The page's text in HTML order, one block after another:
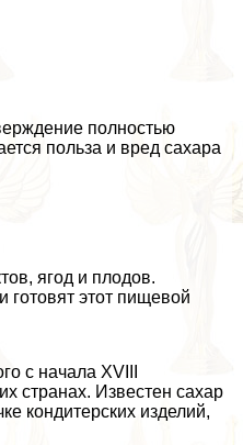
полностью
польза и вред сахара
ягод и плодов.
готовят этот пищевой
с начала XVIII
странах. Известен сахар
кондитерских изделий,